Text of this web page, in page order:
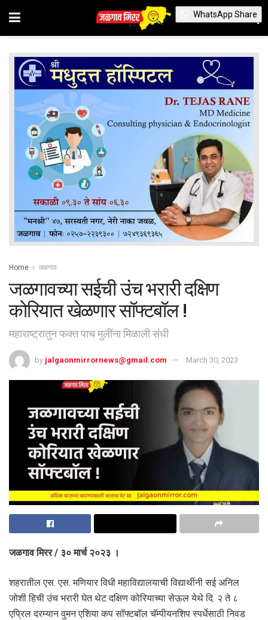
Home जळगाव
जळगावच्या सईची उंच भरारी दक्षिण
कोरियात खेळणार सॉफ्टबॉल !
महाराष्ट्रातुन फक्त पाच मुलींना मिळाली संधी
by jalgaonmirrornews@gmail.com March 30, 2023
जळगाव मिरर / ३० मार्च २०२३ ।
शहरातील एस. एस. मणियार विधी महाविद्यालयाची विद्यार्थीनी सई अनिल
जोशी हिची उंच भरारी घेत थेट दक्षिण कोरियाच्या सेऊल येथे दि. २ ते ८
एप्रिल दरम्यान वुमन एशिया कप सॉफ्टबॉल चॅम्पीयनशिप स्पर्धेसाठी निवड
WhatsApp Share